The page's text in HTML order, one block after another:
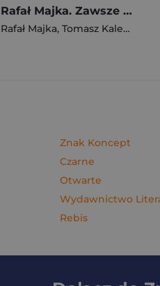
Rafał Majka. Zawsze z przodu. Rozmawia Tomasz Kalemba - książka z autografem
Rafał Majka, Tomasz Kalemba
Znak Koncept
Czarne
Otwarte
Wydawnictwo
Rebis